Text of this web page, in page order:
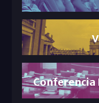
Conferencia